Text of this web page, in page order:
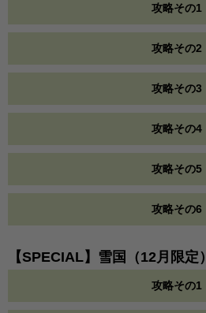
攻略その1
攻略その2
攻略その3
攻略その4
攻略その5
攻略その6
【SPECIAL】雪国（12月限定）
攻略その1